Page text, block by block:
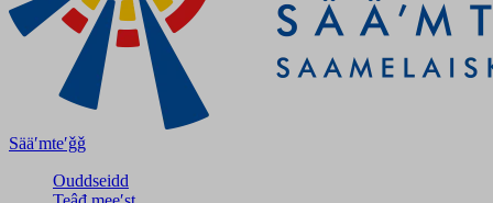
Sääʹmteʹǧǧ
Ouddseidd